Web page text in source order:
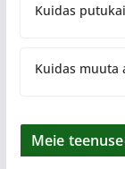
Kuidas
Kuidas muuta
Meie